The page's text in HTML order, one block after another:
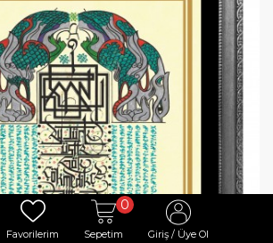
Favorilerim
0
Sepetim Giriş / Üye Ol